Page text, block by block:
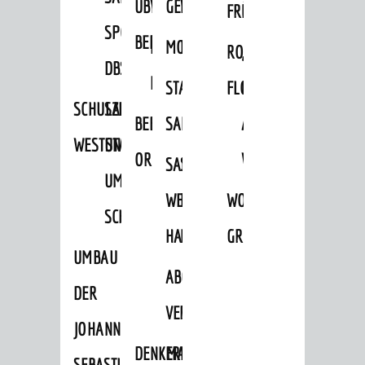
SPORTHALLE
DBS
SCHULZENTRUM
WESTSTADT
SANIERUNG-
UND
UMBAUMASSNAHME S
CHLOSS
UMBAU
DER
JOHANN-
ÜBER
BEBAUUNGSPLÄNE
VERFAHREN
BEBAUUNGSPLÄNE
KERNSTADT
BEBAUUNGSPLÄNE
ORTSTEILE
EINZELHANDELSKONZEPT
MOBILFUNKKONZEPT
LÄRMAKTIONSPLAN
STADTERNEUERUNG/-
SANIERUNG
SANIERUNG
WESTLICH
HAUPTBAHNHOF
SANIERUNGSGEBIET
HILDEBRANDSCHE
MÜHLE
ABGESCHLOSSENE
VERFAHREN
DENKMALSCHUTZ
ERHALTUNGSSATZUNGEN
FRÜHLING
HERBST
RODENSTEINER
FLOHMARKT
„WOINEM
LIVE“
AM
WINDECKPLATZ
WOCHENMARKT
GROOVE